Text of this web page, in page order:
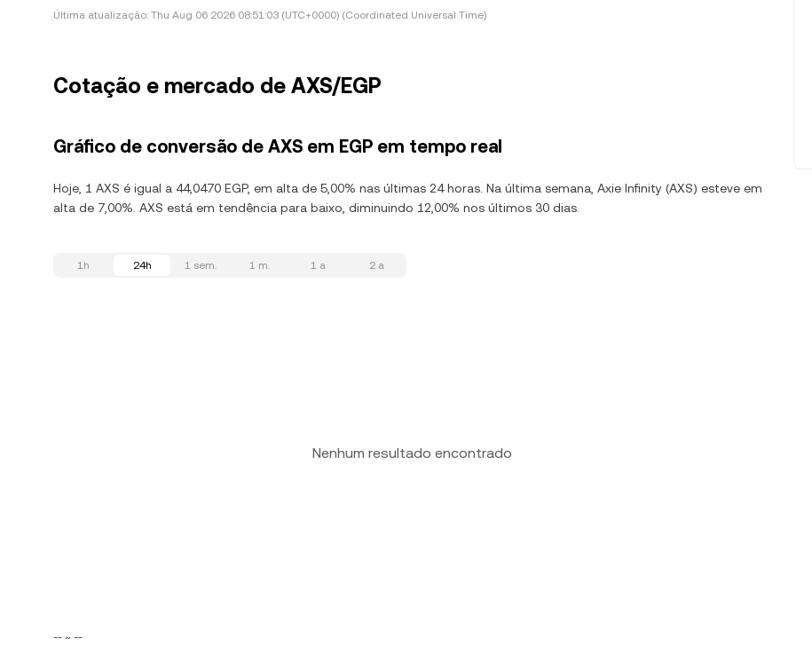
Última atualização: Thu Aug 06 2026 08:51:03 (UTC+0000) (Coordinated Universal Time)
Cotação e mercado de AXS/EGP
Gráfico de conversão de AXS em EGP em tempo real
Hoje, 1 AXS é igual a 44,0470 EGP, em alta de 5,00% nas últimas 24 horas. Na última semana, Axie Infinity (AXS) esteve em
alta de 7,00%. AXS está em tendência para baixo, diminuindo 12,00% nos últimos 30 dias.
1h 24h 1 sem. 1 m. 1 a 2 a
Nenhum resultado encontrado
-- ~ --